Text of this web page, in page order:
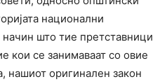
национални
што тие претставници
кои се занимаваат со овие
нашиот оригинален закон